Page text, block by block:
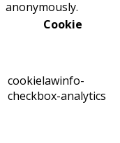
anonymously.
Cookie
cookielawinfo-
checkbox-analytics